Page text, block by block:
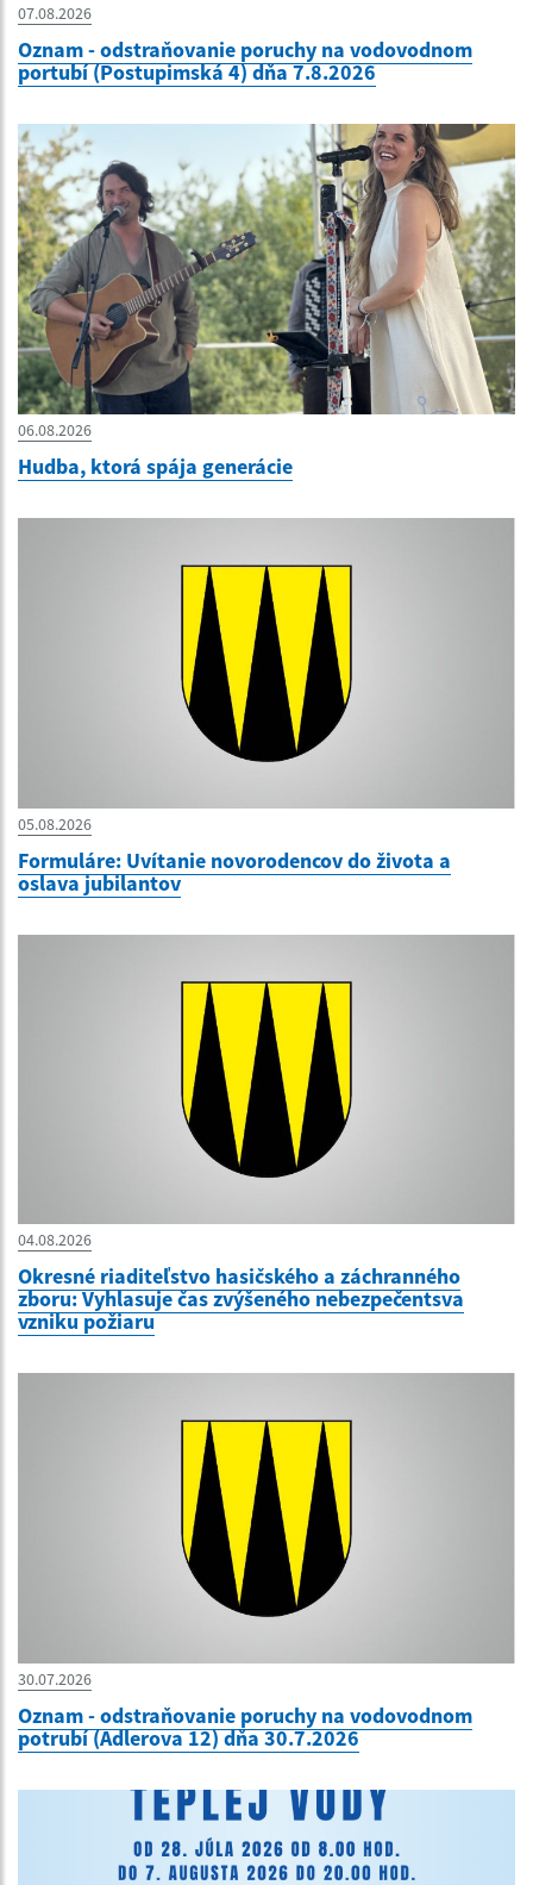
07.08.2026
Oznam - odstraňovanie poruchy na vodovodnom
portubí (Postupimská 4) dňa 7.8.2026
06.08.2026
Hudba, ktorá spája generácie
05.08.2026
Formuláre: Uvítanie novorodencov do života a
oslava jubilantov
04.08.2026
Okresné riaditeľstvo hasičského a záchranného
zboru: Vyhlasuje čas zvýšeného nebezpečentsva
vzniku požiaru
30.07.2026
Oznam - odstraňovanie poruchy na vodovodnom
potrubí (Adlerova 12) dňa 30.7.2026